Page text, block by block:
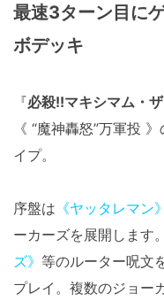
最速3ターン目に
ボデッキ
『必殺!!マキシマム・
《 “魔神轟怒”万軍投
イプ。
序盤は 《ヤッタレマン》
ーカーズを展開します
ズ》 等のルーター呪文
プレイ。複数のジョー